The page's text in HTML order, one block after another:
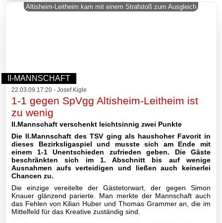
Fußball
I-
Mannschaft
II-
Mannschaft
Archiv
III-
Mannschaft
Seniorenfußball
Jugendfußball
II-MANNSCHAFT
Altisheim-Leitheim kam mit einem Strafstoß zum Ausgleich
22.03.09 17:20 - Josef Kigle
1-1 gegen SpVgg Altisheim-Leitheim ist
zu wenig
II.Mannschaft verschenkt leichtsinnig zwei Punkte
Die II.Mannschaft des TSV ging als haushoher Favorit in
dieses Bezirksligaspiel und musste sich am Ende mit
einem 1-1 Unentschieden zufrieden geben. Die Gäste
beschränkten sich im 1. Abschnitt bis auf wenige
Ausnahmen aufs verteidigen und ließen auch keinerlei
Chancen zu.
Die einzige vereitelte der Gästetorwart, der gegen Simon
Knauer glänzend parierte. Man merkte der Mannschaft auch
das Fehlen von Kilian Huber und Thomas Grammer an, die im
Mittelfeld für das Kreative zuständig sind.